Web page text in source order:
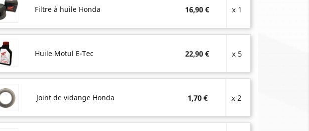
Filtre à huile Honda 16,90 € x 1
Huile Motul E-Tec 22,90 € x 5
Joint de vidange Honda 1,70 € x 2